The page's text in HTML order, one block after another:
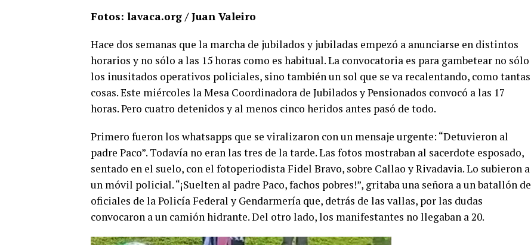
Fotos: lavaca.org / Juan Valeiro
Hace dos semanas que la marcha de jubilados y jubiladas empezó a anunciarse en distintos
horarios y no sólo a las 15 horas como es habitual. La convocatoria es para gambetear no sólo
los inusitados operativos policiales, sino también un sol que se va recalentando, como tantas
cosas. Este miércoles la Mesa Coordinadora de Jubilados y Pensionados convocó a las 17
horas. Pero cuatro detenidos y al menos cinco heridos antes pasó de todo.
Primero fueron los whatsapps que se viralizaron con un mensaje urgente: “Detuvieron al
padre Paco”. Todavía no eran las tres de la tarde. Las fotos mostraban al sacerdote esposado,
sentado en el suelo, con el fotoperiodista Fidel Bravo, sobre Callao y Rivadavia. Lo subieron a
un móvil policial. “¡Suelten al padre Paco, fachos pobres!”, gritaba una señora a un batallón de
oficiales de la Policía Federal y Gendarmería que, detrás de las vallas, por las dudas
convocaron a un camión hidrante. Del otro lado, los manifestantes no llegaban a 20.